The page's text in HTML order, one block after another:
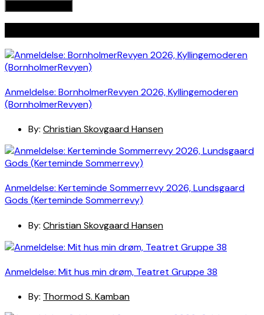
Anmeldelse: BornholmerRevyen 2026, Kyllingemoderen
(BornholmerRevyen)
By: Christian Skovgaard Hansen
Anmeldelse: Kerteminde Sommerrevy 2026, Lundsgaard
Gods (Kerteminde Sommerrevy)
By: Christian Skovgaard Hansen
Anmeldelse: Mit hus min drøm, Teatret Gruppe 38
By: Thormod S. Kamban